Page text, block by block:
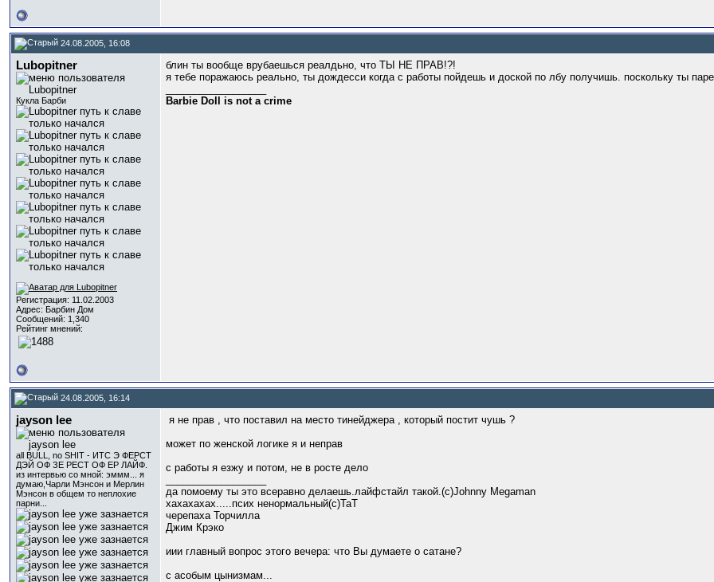
24.08.2005, 16:08
Lubopitner
Кукла Барби
Регистрация: 11.02.2003
Адрес: Барбин Дом
Сообщений: 1,340
Рейтинг мнений:
блин ты вообще врубаешься реалдьно, что ТЫ НЕ ПРАВ!?!
я тебе поражаюсь реально, ты дождесси когда с работы пойдешь и доской по лбу получишь. поскольку ты
Barbie Doll is not a crime
24.08.2005, 16:14
jayson lee
all BULL, no SHIT - ИТС Э ФЕРСТ
ДЭЙ ОФ ЗЕ РЕСТ ОФ ЕР ЛАЙФ.
из интервью со мной: эммм... я
думаю,Чарли Мэнсон и Мерлин
Мэнсон в общем то неплохие
парни...
я не прав , что поставил на место тинейджера , который постит чушь ?
может по женской логике я и неправ
с работы я езжу и потом, не в росте дело
да помоему ты это всеравно делаешь.лайфстайл такой.(c)Johnny Megaman
хахахахах.....псих ненормальный(с)ТаТ
черепаха Торчилла
Джим Крэко
иии главный вопрос этого вечера: что Вы думаете о сатане?
с асобым цынизмам...